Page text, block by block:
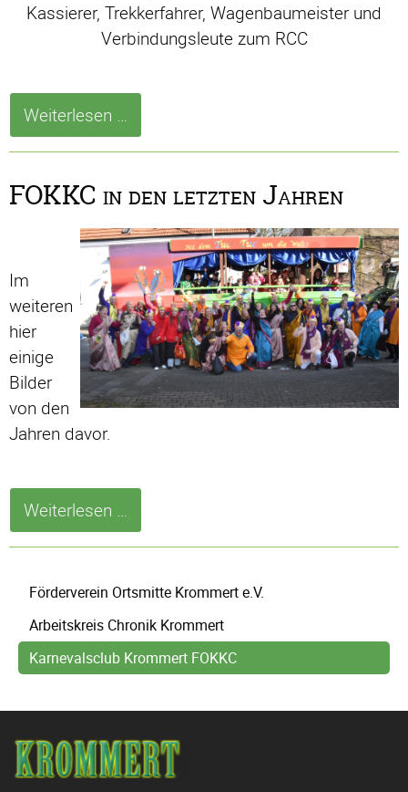
Kassierer, Trekkerfahrer, Wagenbaumeister und
Verbindungsleute zum RCC
Weiterlesen …
des
>
FOKKC in den letzten Jahren
Im
weiteren
hier
einige
Bilder
von den
Jahren davor.
Weiterlesen …
in
letzten
>
überspringen
Förderverein Ortsmitte Krommert e.V.
Arbeitskreis Chronik Krommert
Karnevalsclub Krommert FOKKC